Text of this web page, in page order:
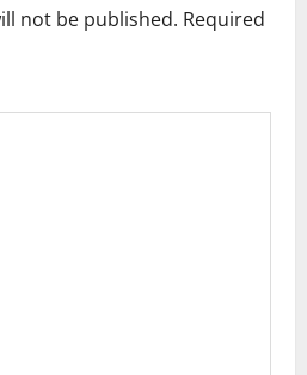
not be published. Required